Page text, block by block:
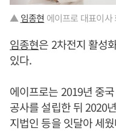
▲ 임종현 에이프로 대표이사
임종현은 2차전지 활성
있다.
에이프로는 2019년 중
공사를 설립한 뒤 2020
지법인 등을 잇달아 세